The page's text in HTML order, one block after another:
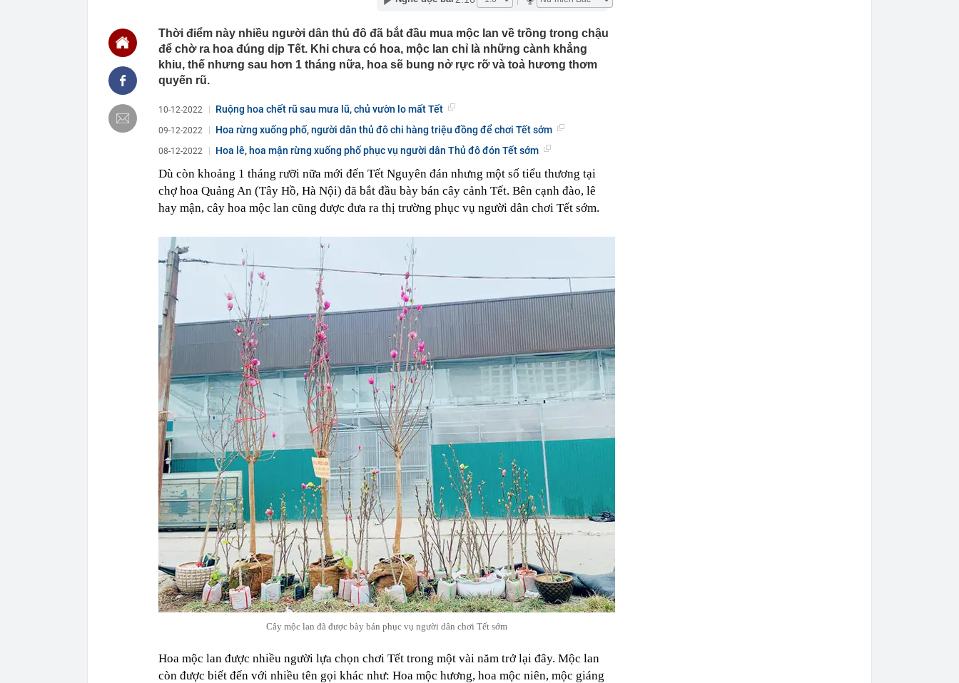
23:14
Bí mật được Apple giấu kín suốt 15 năm trên iPhone
22:56
Vì sao ngày càng nhiều gia đình không còn phơi quần áo ở ban công?
Vài mét vuông ngoài trời đang được dùng theo 1 cách rất khác
22:28
CHÍNH THỨC: Lịch đi học trở lại của học sinh 34 tỉnh, thành phố sau kỳ
Vì sao đồ ăn Việt hầu như món nào cũng có hành lá?
22:07
Không cần tặng quà, 5 câu nói này đủ sức khiến mối quan hệ phụ
huynh - giáo viên gắn bó khăng khít, con trẻ được hưởng lợi!
22:03
Ukraine tập kích Crimea, phá hủy hệ thống phòng không 15 triệu USD
của Nga
Nam NSND, Giám đốc Nhà hát Chèo Quân đội mua ô tô tặng sinh nhật
21:51
Một ô tô biển 29A "dính" gần 100 lần phạt nguội do chạy quá tốc độ quy
định: Riêng tháng 7/2026 vi phạm 21 lần
Tổng thống Trump bực bội vì lộ tin về kho đạn dược Mỹ
Thời điểm này nhiều người dân thủ đô đã bắt đầu mua mộc lan về trồng trong chậu
để chờ ra hoa đúng dịp Tết. Khi chưa có hoa, mộc lan chỉ là những cành khẳng
khiu, thế nhưng sau hơn 1 tháng nữa, hoa sẽ bung nở rực rỡ và toả hương thơm
quyến rũ.
10-12-2022 Ruộng hoa chết rũ sau mưa lũ, chủ vườn lo mất Tết
09-12-2022 Hoa rừng xuống phố, người dân thủ đô chi hàng triệu đồng để chơi Tết sớm
08-12-2022 Hoa lê, hoa mận rừng xuống phố phục vụ người dân Thủ đô đón Tết sớm
Dù còn khoảng 1 tháng rưỡi nữa mới đến Tết Nguyên đán nhưng một số tiểu thương tại
chợ hoa Quảng An (Tây Hồ, Hà Nội) đã bắt đầu bày bán cây cảnh Tết. Bên cạnh đào, lê
hay mận, cây hoa mộc lan cũng được đưa ra thị trường phục vụ người dân chơi Tết sớm.
Cây mộc lan đã được bày bán phục vụ người dân chơi Tết sớm
Hoa mộc lan được nhiều người lựa chọn chơi Tết trong một vài năm trở lại đây. Mộc lan
còn được biết đến với nhiều tên gọi khác như: Hoa mộc hương, hoa mộc niên, mộc giáng